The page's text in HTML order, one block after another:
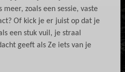
zoals een sessie, vaste
Of kick je er juist op dat je
een stuk vuil, je straal
geeft als Ze iets van je